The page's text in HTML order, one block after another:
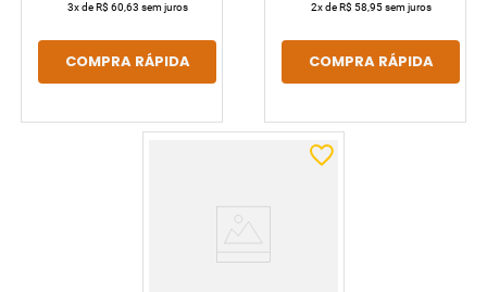
3x deR$ 60,63 sem juros
COMPRA RÁPIDA
2x deR$ 58,95sem juros
COMPRA RÁPIDA